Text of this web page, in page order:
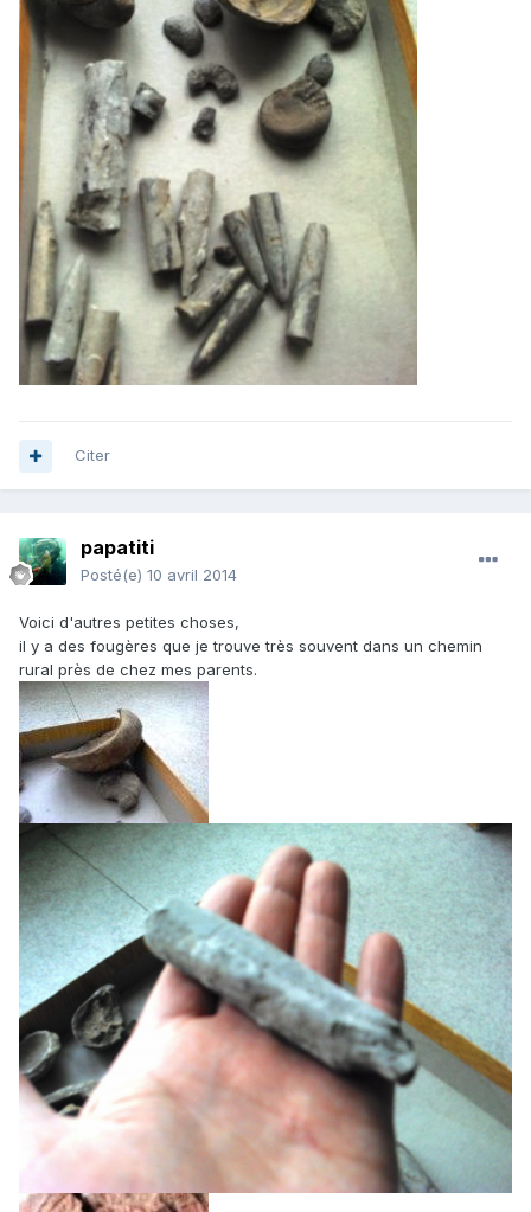
Citer
papatiti
Posté(e) 10 avril 2014
Voici d'autres petites choses,
il y a des fougères que je trouve très souvent dans un chemin
rural près de chez mes parents.